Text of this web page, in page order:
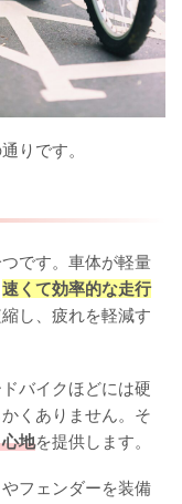
りです。
です。車体が軽量
速くて効率的な走行
し、疲れを軽減す
バイクほどには硬
くありません。そ
地を提供します。
フェンダーを装備